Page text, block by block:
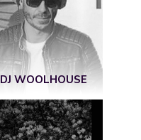
DJ WOOLHOUSE